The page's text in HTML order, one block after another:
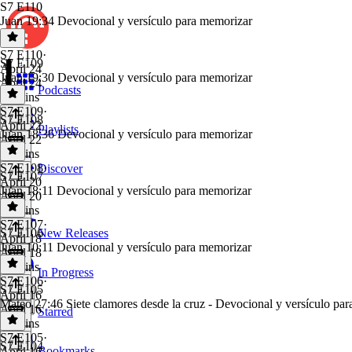
Podcasts
Playlists
Discover
New Releases
In Progress
Starred
S7 E110
Juan 19:34 Devocional y versículo para memorizar
S7 E110·
April 24
April 24
23 mins
S7 E109
Juan 19:30 Devocional y versículo para memorizar
S7 E109·
April 22
April 22
35 mins
S7 E108
Juan 18:36 Devocional y versículo para memorizar
S7 E108·
April 20
April 20
16 mins
S7 E107
Juan 18:11 Devocional y versículo para memorizar
S7 E107·
April 18
April 18
23 mins
S7 E106
Juan 10:11 Devocional y versículo para memorizar
S7 E106·
April 16
April 16
12 mins
S7 E105
Mateo 27:46 Siete clamores desde la cruz - Devocional y versículo
S7 E105·
S7 E104